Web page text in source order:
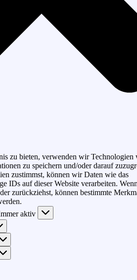
zu bieten, verwenden wir Technologien
zu speichern und/oder darauf
zustimmst, können wir Daten wie das
IDs auf dieser Website verarbeiten.
zurückziehst, können bestimmte
aktiv